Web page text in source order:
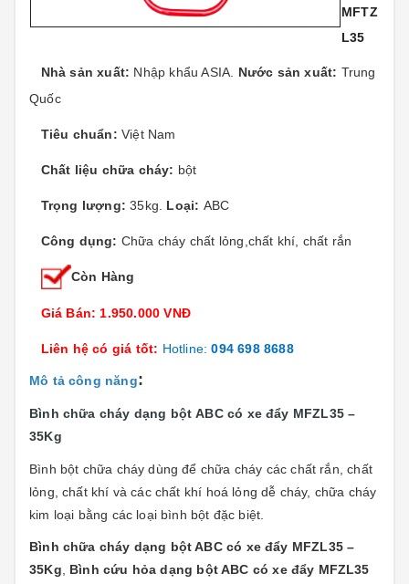
MFTZ
L35
Nhà sản xuất: Nhập khẩu ASIA. Nước sản xuất: Trung
Quốc
Tiêu chuẩn: Việt Nam
Chất liệu chữa cháy: bột
Trọng lượng: 35kg. Loại: ABC
Công dụng: Chữa cháy chất lỏng,chất khí, chất rắn
Còn Hàng
Giá Bán: 1.950.000 VNĐ
Liên hệ có giá tốt: Hotline:094 698 8688
Mô tả công năng:
Bình chữa cháy dạng bột ABC có xe đẩy MFZL35 –
35Kg
Bình bột chữa cháy dùng để chữa cháy các chất rắn, chất
lỏng, chất khí và các chất khí hoá lỏng dễ cháy, chữa cháy
kim loại bằng các loại bình bột đặc biệt.
Bình chữa cháy dạng bột ABC có xe đẩy MFZL35 –
35Kg, Bình cứu hỏa dạng bột ABC có xe đẩy MFZL35